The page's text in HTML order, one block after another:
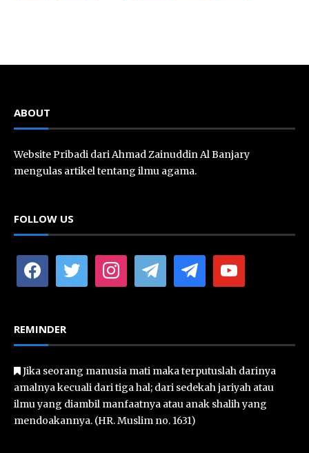
ABOUT
Website Pribadi dari Ahmad Zainuddin Al Banjary
mengulas artikel tentang ilmu agama.
FOLLOW US
facebook twitter instagramtelegram telegram youtube
REMINDER
Jika seorang manusia mati maka terputuslah darinya
amalnya kecuali dari tiga hal; dari sedekah jariyah atau
ilmu yang diambil manfaatnya atau anak shalih yang
mendoakannya. (HR. Muslim no. 1631)